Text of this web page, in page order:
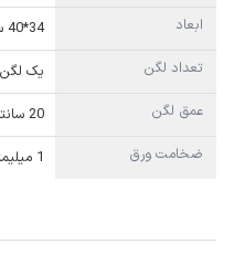
ابعاد
34*40 سانتیمتر
تعداد لگن
یک لگن
عمق لگن
20 سانتی‌متر
ضخامت ورق
1 میلیمتر